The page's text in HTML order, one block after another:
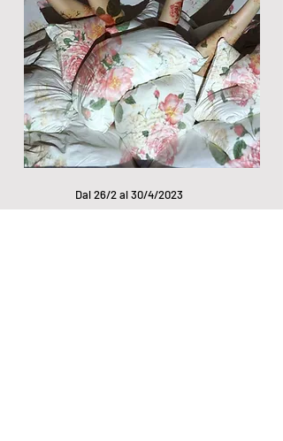
Dal 26/2 al 30/4/2023
It's all my fault